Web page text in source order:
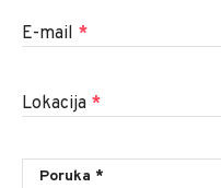
E-mail *
Lokacija *